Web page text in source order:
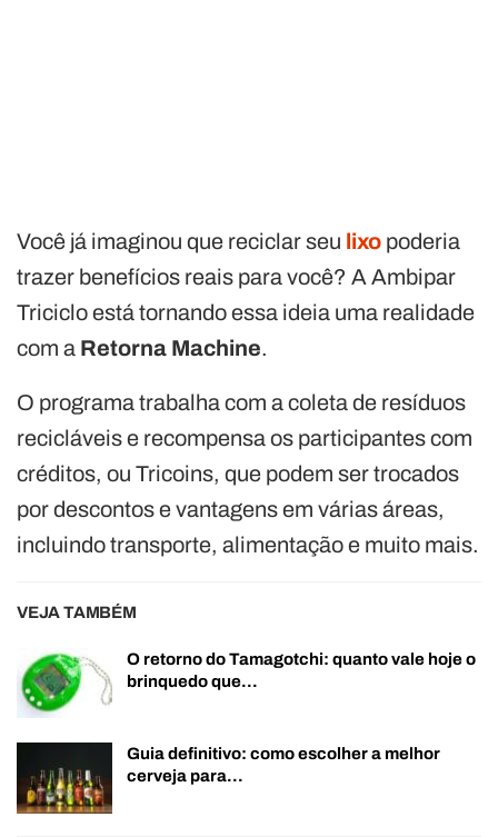
Você já imaginou que reciclar seu lixo poderia
trazer benefícios reais para você? A Ambipar
Triciclo está tornando essa ideia uma realidade
com a Retorna Machine.
O programa trabalha com a coleta de resíduos
recicláveis e recompensa os participantes com
créditos, ou Tricoins, que podem ser trocados
por descontos e vantagens em várias áreas,
incluindo transporte, alimentação e muito mais.
VEJA TAMBÉM
O retorno do Tamagotchi: quanto vale hoje o
brinquedo que…
Guia definitivo: como escolher a melhor
cerveja para…